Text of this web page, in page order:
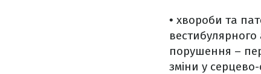
• хвороби та
вестибулярного
порушення –
зміни у